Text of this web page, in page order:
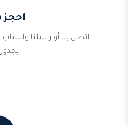
اتصل بنا أو راسلنا